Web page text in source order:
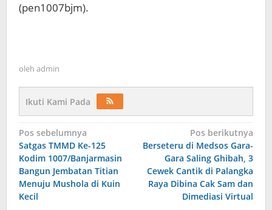
(pen1007bjm).
oleh admin
Ikuti Kami Pada
Navigasi
pos
Pos sebelumnya
Satgas TMMD Ke-125
Kodim 1007/Banjarmasin
Bangun Jembatan Titian
Menuju Mushola di Kuin
Kecil
Pos berikutnya
Berseteru di Medsos Gara-
Gara Saling Ghibah, 3
Cewek Cantik di Palangka
Raya Dibina Cak Sam dan
Dimediasi Virtual